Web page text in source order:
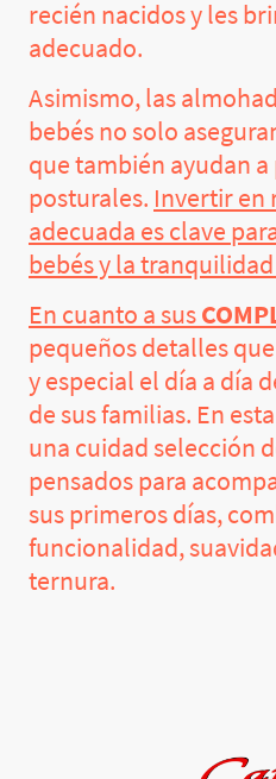
recién nacidos y les
adecuado.
Asimismo, las
bebés no solo
que también ayudan
posturales. Invertir en
adecuada es clave
bebés y la
En cuanto a sus
pequeños detalles
y especial el día a día
de sus familias. En
una cuidad selección
pensados para
sus primeros días,
funcionalidad,
ternura.